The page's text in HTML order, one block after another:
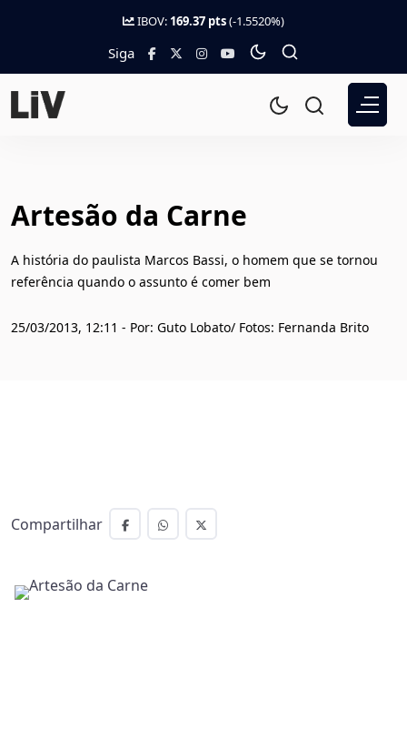
IBOV: 169.37 pts(-1.5520%)
Siga
Artesão da Carne
A história do paulista Marcos Bassi, o homem que se tornou
referência quando o assunto é comer bem
25/03/2013, 12:11 - Por: Guto Lobato/ Fotos: Fernanda Brito
Compartilhar